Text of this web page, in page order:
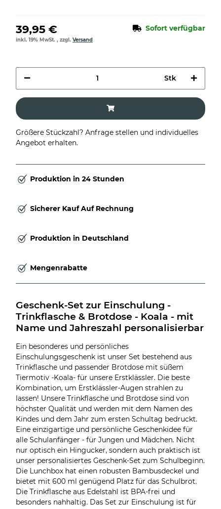
39,95 € Sofort verfügbar
inkl. 19% MwSt. , zzgl. Versand
Stk
Größere Stückzahl? Anfrage stellen und individuelles
Angebot erhalten.
Produktion in 24 Stunden
Sicherer Kauf Auf Rechnung
Produktion in Deutschland
Mengenrabatte
Geschenk-Set zur Einschulung -
Trinkflasche & Brotdose - Koala - mit
Name und Jahreszahl personalisierbar
Ein besonderes und persönliches
Einschulungsgeschenk ist unser Set bestehend aus
Trinkflasche und passender Brotdose mit süßem
Tiermotiv -Koala- für unsere Erstklässler. Die beste
Kombination, um Erstklässler-Augen strahlen zu
lassen! Unsere Trinkflasche und Brotdose sind von
höchster Qualität und werden mit dem Namen des
Kindes und dem Jahr zum ersten Schultag bedruckt.
Eine einzigartige und persönliche Geschenkidee für
alle Schulanfänger - für Jungen und Mädchen. Nicht
nur optisch ein Hingucker, sondern auch praktisch ist
unser personalisiertes Geschenk-Set zum Schulbeginn.
Die Lunchbox hat einen robusten Bambusdeckel und
bietet mit 600 ml genügend Platz für das Schulbrot.
Die Trinkflasche aus Edelstahl ist BPA-frei und
besonders nahhaltig. Das Set zur Einschulung ist für